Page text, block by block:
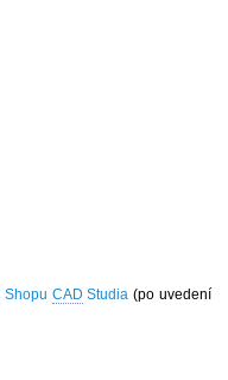
Shopu CAD Studia (po uvedení